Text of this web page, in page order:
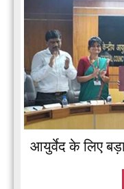
आयुर्वेद के लिए